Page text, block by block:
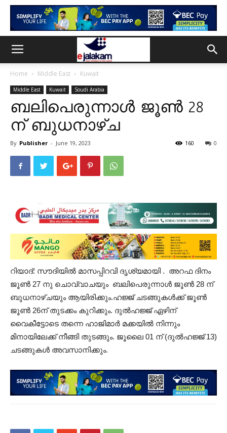
Home Middle East Kuwait
Middle East Kuwait Soudi Arabia
ബലിപെരുന്നാൾ ജൂൺ 28
ന് ബുധനാഴ്ച
By Publisher - June 19, 2023 0
160
റിയാദ്: സൗദിയിൽ മാസപ്പിറവി ദൃശ്യമായി . അറഫ ദിനം
ജൂൺ 27 നു ചൊവ്വാചയും ബലിപെരുന്നാൾ ജൂൺ 28 ന്
ബുധനാഴ്ചയും ആയിരിക്കും.ഹജ്ജ് ചടങ്ങുകൾക്ക് ജൂൺ
ജൂൺ 26ന് തുടക്കം കുറിക്കും. ദുൽഹജ്ജ് ഏഴിന്
വൈകീട്ടോടെ തന്നെ ഹാജിമാർ മക്കയിൽ നിന്നും
മിനായിലേക്ക് നീങ്ങി തുടങ്ങും. ജൂലൈ 01 ന് (ദുൽഹജ്ജ് 13)
ചടങ്ങുകൾ അവസാനിക്കും.